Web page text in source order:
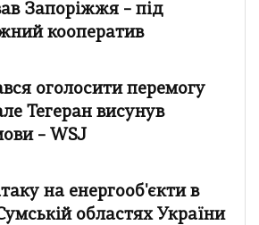
Запоріжжя – під
кооператив
оголосити перемогу
Тегеран висунув
– WSJ
на енергооб'єкти в
областях України